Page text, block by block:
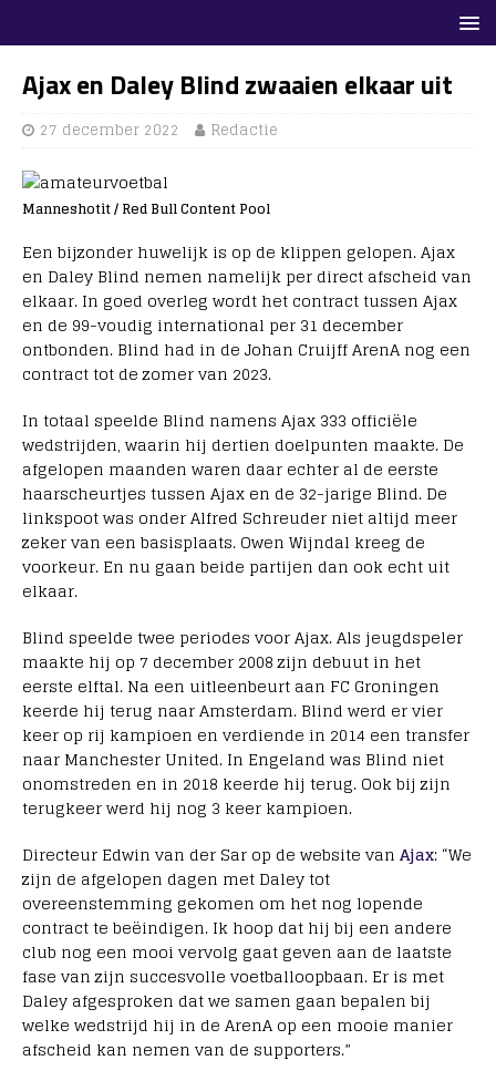
Ajax en Daley Blind zwaaien elkaar uit
27 december 2022 Redactie
Manneshotit / Red Bull Content Pool
Een bijzonder huwelijk is op de klippen gelopen. Ajax
en Daley Blind nemen namelijk per direct afscheid van
elkaar. In goed overleg wordt het contract tussen Ajax
en de 99-voudig international per 31 december
ontbonden. Blind had in de Johan Cruijff ArenA nog een
contract tot de zomer van 2023.
In totaal speelde Blind namens Ajax 333 officiële
wedstrijden, waarin hij dertien doelpunten maakte. De
afgelopen maanden waren daar echter al de eerste
haarscheurtjes tussen Ajax en de 32-jarige Blind. De
linkspoot was onder Alfred Schreuder niet altijd meer
zeker van een basisplaats. Owen Wijndal kreeg de
voorkeur. En nu gaan beide partijen dan ook echt uit
elkaar.
Blind speelde twee periodes voor Ajax. Als jeugdspeler
maakte hij op 7 december 2008 zijn debuut in het
eerste elftal. Na een uitleenbeurt aan FC Groningen
keerde hij terug naar Amsterdam. Blind werd er vier
keer op rij kampioen en verdiende in 2014 een transfer
naar Manchester United. In Engeland was Blind niet
onomstreden en in 2018 keerde hij terug. Ook bij zijn
terugkeer werd hij nog 3 keer kampioen.
Directeur Edwin van der Sar op de website van Ajax: “We
zijn de afgelopen dagen met Daley tot
overeenstemming gekomen om het nog lopende
contract te beëindigen. Ik hoop dat hij bij een andere
club nog een mooi vervolg gaat geven aan de laatste
fase van zijn succesvolle voetballoopbaan. Er is met
Daley afgesproken dat we samen gaan bepalen bij
welke wedstrijd hij in de ArenA op een mooie manier
afscheid kan nemen van de supporters.”